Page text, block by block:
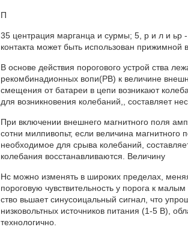
П
35 центрация марганца и сурмы; 5, р и л и ьр
контакта может быть использован прижимной
В основе действия порогового устрой ства
рекомбинадионных вопи(РВ) к величине
смещения от батареи в цепи возникают
для возникновения колебаний,, составляет
При включении внешнего магнитного поля
сотни милпивопьт, если величина
необходимое для срыва колебаний,
колебания восстанавливаются. Величину
Нс можно изменять в широких пределах,
пороговую чувствительность у порога к
ство вьшает синусоицальный сигнал, что
низковольтных источников питания (1-5 В),
технологично.